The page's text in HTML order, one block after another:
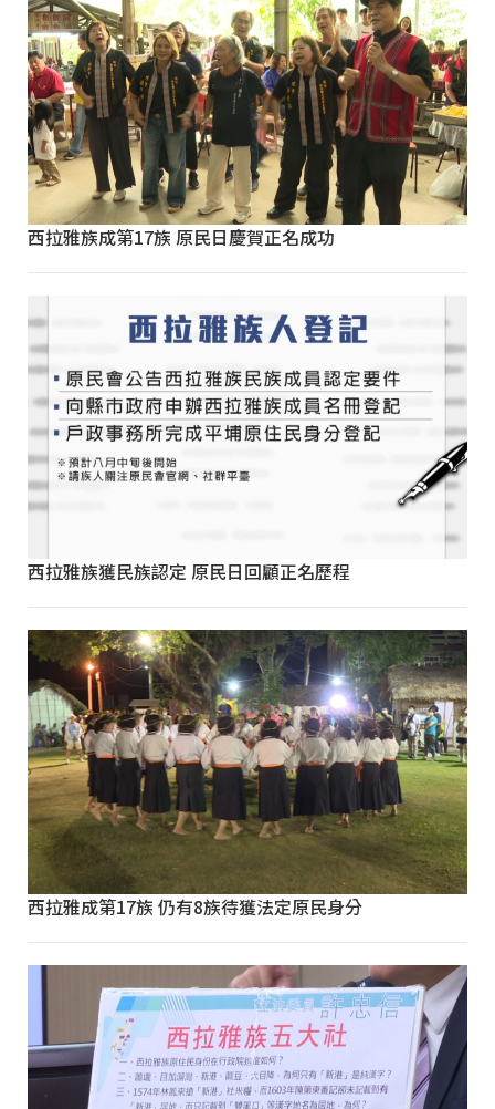
西拉雅族成第17族 原民日慶賀正名成功
西拉雅族獲民族認定 原民日回顧正名歷程
西拉雅成第17族 仍有8族待獲法定原民身分